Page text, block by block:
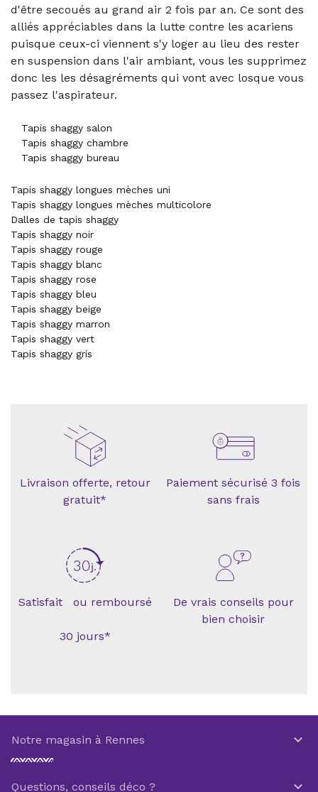
d'être secoués au grand air 2 fois par an. Ce sont des
alliés appréciables dans la lutte contre les acariens
puisque ceux-ci viennent s'y loger au lieu des rester
en suspension dans l'air ambiant, vous les supprimez
donc les les désagréments qui vont avec losque vous
passez l'aspirateur.
Tapis shaggy salon
Tapis shaggy chambre
Tapis shaggy bureau
Tapis shaggy longues mèches uni
Tapis shaggy longues mèches multicolore
Dalles de tapis shaggy
Tapis shaggy noir
Tapis shaggy rouge
Tapis shaggy blanc
Tapis shaggy rose
Tapis shaggy bleu
Tapis shaggy beige
Tapis shaggy marron
Tapis shaggy vert
Tapis shaggy gris
Livraison offerte, retour
gratuit*
Paiement sécurisé 3 fois
sans frais
Satisfait ou remboursé
30 jours*
De vrais conseils pour
bien choisir
Notre magasin à Rennes 
Questions, conseils déco ? 